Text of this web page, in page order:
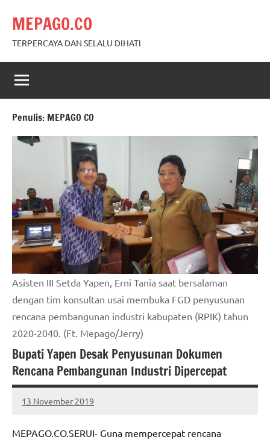
content
MEPAGO.CO
TERPERCAYA DAN SELALU DIHATI
Penulis: MEPAGO CO
Asisten III Setda Yapen, Erni Tania saat bersalaman
dengan tim konsultan usai membuka FGD penyusunan
rencana pembangunan industri kabupaten (RPIK) tahun
2020-2040. (Ft. Mepago/Jerry)
Bupati Yapen Desak Penyusunan Dokumen
Rencana Pembangunan Industri Dipercepat
13 November 2019
MEPAGO
No
MEPAGO.CO.SERUI- Guna mempercepat rencana